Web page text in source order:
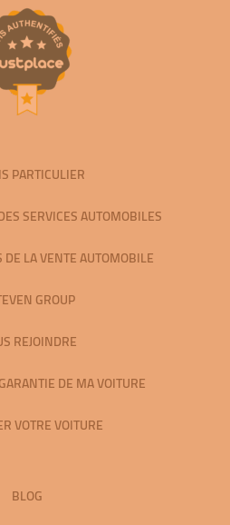
PARTICULIER
SERVICES AUTOMOBILES
LA VENTE AUTOMOBILE
GROUP
REJOINDRE
DE MA VOITURE
VOTRE VOITURE
BLOG